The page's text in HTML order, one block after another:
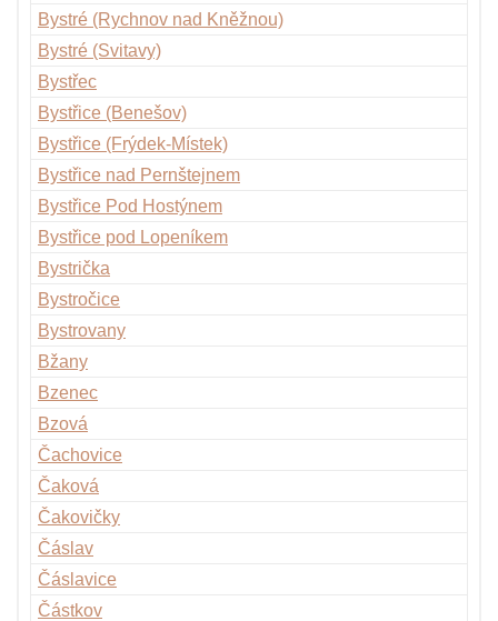
Bystré (Rychnov nad Kněžnou)
Bystré (Svitavy)
Bystřec
Bystřice (Benešov)
Bystřice (Frýdek-Místek)
Bystřice nad Pernštejnem
Bystřice Pod Hostýnem
Bystřice pod Lopeníkem
Bystrička
Bystročice
Bystrovany
Bžany
Bzenec
Bzová
Čachovice
Čaková
Čakovičky
Čáslav
Čáslavice
Částkov